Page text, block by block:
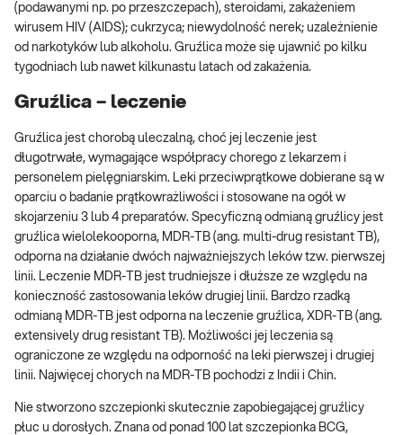
(podawanymi np. po przeszczepach), steroidami, zakażeniem
wirusem HIV (AIDS); cukrzyca; niewydolność nerek; uzależnienie
od narkotyków lub alkoholu. Gruźlica może się ujawnić po kilku
tygodniach lub nawet kilkunastu latach od zakażenia.
Gruźlica – leczenie
Gruźlica jest chorobą uleczalną, choć jej leczenie jest
długotrwałe, wymagające współpracy chorego z lekarzem i
personelem pielęgniarskim. Leki przeciwprątkowe dobierane są w
oparciu o badanie prątkowrażliwości i stosowane na ogół w
skojarzeniu 3 lub 4 preparatów. Specyficzną odmianą gruźlicy jest
gruźlica wielolekooporna, MDR-TB (ang. multi-drug resistant TB),
odporna na działanie dwóch najważniejszych leków tzw. pierwszej
linii. Leczenie MDR-TB jest trudniejsze i dłuższe ze względu na
konieczność zastosowania leków drugiej linii. Bardzo rzadką
odmianą MDR-TB jest odporna na leczenie gruźlica, XDR-TB (ang.
extensively drug resistant TB). Możliwości jej leczenia są
ograniczone ze względu na odporność na leki pierwszej i drugiej
linii. Najwięcej chorych na MDR-TB pochodzi z Indii i Chin.
Nie stworzono szczepionki skutecznie zapobiegającej gruźlicy
płuc u dorosłych. Znana od ponad 100 lat szczepionka BCG,